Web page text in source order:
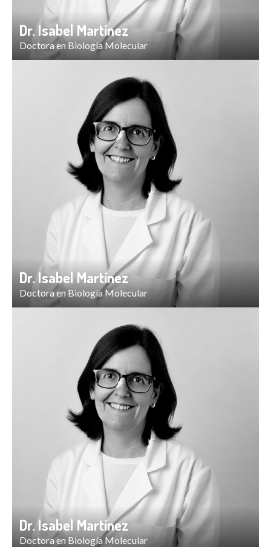
Dr. Isabel Martínez
Doctora en Biología Molecular
Dr. Isabel Martínez
Doctora en Biología Molecular
Dr. Isabel Martínez
Doctora en Biología Molecular